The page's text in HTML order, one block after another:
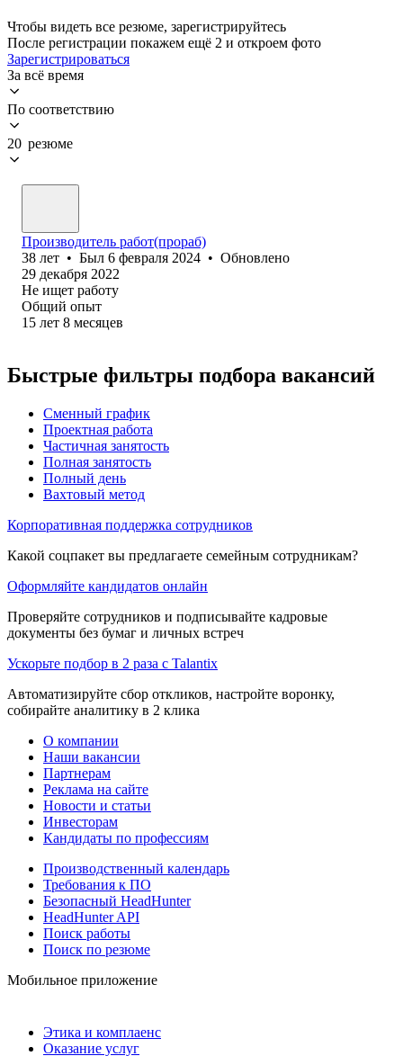
Чтобы видеть все резюме, зарегистрируйтесь
После регистрации покажем ещё 2 и откроем фото
Зарегистрироваться
За всё время
По соответствию
20 резюме
Производитель работ(прораб)
38 лет • Был 6 февраля 2024 • Обновлено
29 декабря 2022
Не ищет работу
Общий опыт
15 лет 8 месяцев
Быстрые фильтры подбора вакансий
Сменный график
Проектная работа
Частичная занятость
Полная занятость
Полный день
Вахтовый метод
Корпоративная поддержка сотрудников
Какой соцпакет вы предлагаете семейным сотрудникам?
Оформляйте кандидатов онлайн
Проверяйте сотрудников и подписывайте кадровые
документы без бумаг и личных встреч
Ускорьте подбор в 2 раза с Talantix
Автоматизируйте сбор откликов, настройте воронку,
собирайте аналитику в 2 клика
О компании
Наши вакансии
Партнерам
Реклама на сайте
Новости и статьи
Инвесторам
Кандидаты по профессиям
Производственный календарь
Требования к ПО
Безопасный HeadHunter
HeadHunter API
Поиск работы
Поиск по резюме
Мобильное приложение
Этика и комплаенс
Оказание услуг